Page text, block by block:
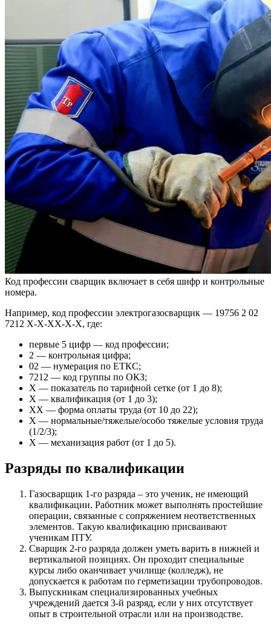
Код профессии сварщик включает в себя шифр и контрольные
номера.
Например, код профессии электрогазосварщик — 19756 2 02
7212 Х-Х-ХХ-Х-Х, где:
первые 5 цифр — код профессии;
2 — контрольная цифра;
02 — нумерация по ЕТКС;
7212 — код группы по ОКЗ;
Х — показатель по тарифной сетке (от 1 до 8);
Х — квалификация (от 1 до 3);
ХХ — форма оплаты труда (от 10 до 22);
Х — нормальные/тяжелые/особо тяжелые условия труда
(1/2/3);
Х — механизация работ (от 1 до 5).
Разряды по квалификации
Газосварщик 1-го разряда – это ученик, не имеющий
квалификации. Работник может выполнять простейшие
операции, связанные с сопряжением неответственных
элементов. Такую квалификацию присваивают
ученикам ПТУ.
Сварщик 2-го разряда должен уметь варить в нижней и
вертикальной позициях. Он проходит специальные
курсы либо оканчивает училище (колледж), не
допускается к работам по герметизации трубопроводов.
Выпускникам специализированных учебных
учреждений дается 3-й разряд, если у них отсутствует
опыт в строительной отрасли или на производстве.